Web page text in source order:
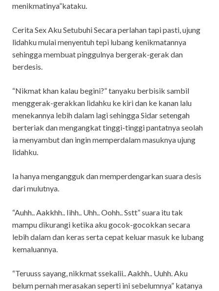
menikmatinya”kataku.
Cerita Sex Aku Setubuhi Secara perlahan tapi pasti, ujung
lidahku mulai menyentuh tepi lubang kenikmatannya
sehingga membuat pinggulnya bergerak-gerak dan
berdesis.
“Nikmat khan kalau begini?” tanyaku berbisik sambil
menggerak-gerakkan lidahku ke kiri dan ke kanan lalu
menekannya lebih dalam lagi sehingga Sidar setengah
berteriak dan mengangkat tinggi-tinggi pantatnya seolah
ia menyambut dan ingin memperdalam masuknya ujung
lidahku.
Ia hanya mengangguk dan memperdengarkan suara desis
dari mulutnya.
“Auhh.. Aakkhh.. Iihh.. Uhh.. Oohh.. Sstt” suara itu tak
mampu dikurangi ketika aku gocok-gocokkan secara
lebih dalam dan keras serta cepat keluar masuk ke lubang
kemaluannya.
“Teruuss sayang, nikkmat ssekalii.. Aakhh.. Uuhh. Aku
belum pernah merasakan seperti ini sebelumnya” katanya